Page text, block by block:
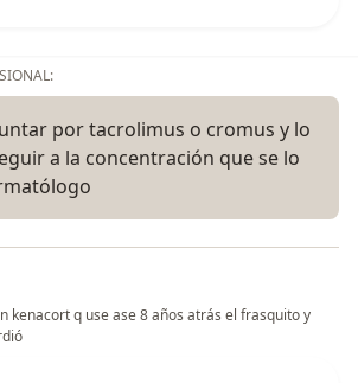
por tacrolimus o cromus y lo
a la concentración que se lo
kenacort q use ase 8 años atrás el frasquito y